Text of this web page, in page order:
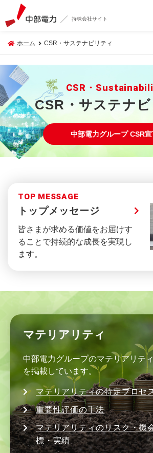
持株会社サイト
ホーム CSR・サステナビリティ
CSR・
CSR・サステナ
中部電⼒グループ CSR
TOP MESSAGE
トップメッセージ
皆さまが求める価値をお届けす
ることで持続的な成長を実現し
ます。
マテリアリティ
中部電力グループのマテリアリテ
を掲載しています。
マテリアリティの特定プロセ
重要性評価の⼿法
マテリアリティのリスク・機
標・実績